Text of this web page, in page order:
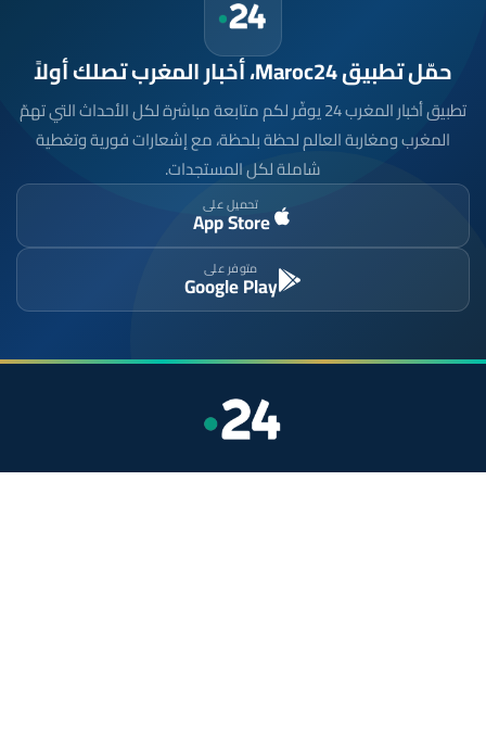
حمّل تطبيق Maroc24، أخبار المغرب تصلك أولاً
تطبيق أخبار المغرب 24 يوفّر لكم متابعة مباشرة لكل الأحداث التي تهمّ
المغرب ومغاربة العالم لحظة بلحظة، مع إشعارات فورية وتغطية
شاملة لكل المستجدات.
تحميل على
App Store
متوفر على
Google Play